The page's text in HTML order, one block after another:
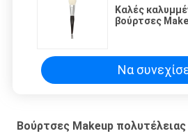
Καλές
βούρτσες
XGF
Να
Βούρτσες Makeup πολυτέλειας